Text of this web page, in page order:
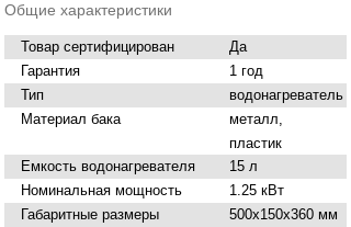
Общие характеристики
Товар сертифицирован
Да
Гарантия
1 год
Тип
водонагреватель
Материал бака
металл,
пластик
Емкость водонагревателя
15 л
Номинальная мощность
1.25 кВт
Габаритные размеры
500х150х360 мм